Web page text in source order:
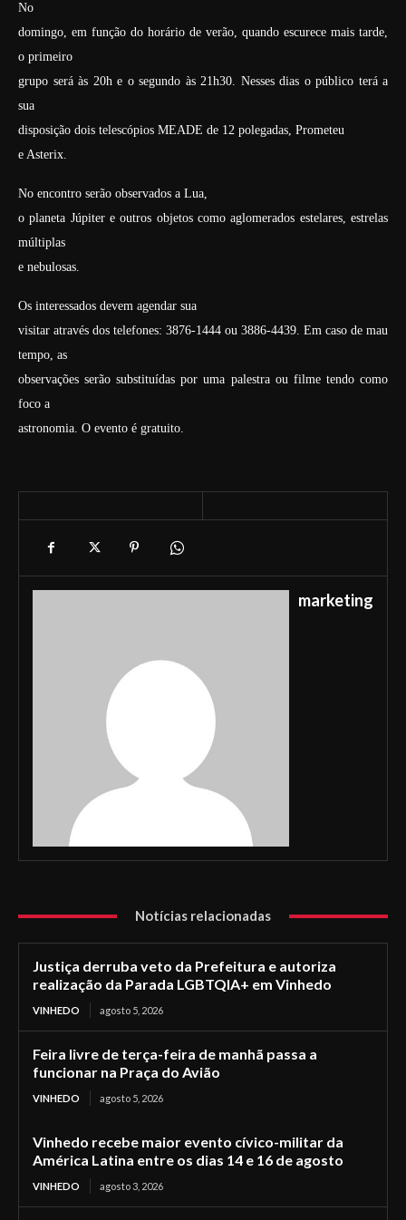
No
domingo, em função do horário de verão, quando escurece mais tarde,
o primeiro
grupo será às 20h e o segundo às 21h30. Nesses dias o público terá a
sua
disposição dois telescópios MEADE de 12 polegadas, Prometeu
e Asterix.
No encontro serão observados a Lua,
o planeta Júpiter e outros objetos como aglomerados estelares, estrelas
múltiplas
e nebulosas.
Os interessados devem agendar sua
visitar através dos telefones: 3876-1444 ou 3886-4439. Em caso de mau
tempo, as
observações serão substituídas por uma palestra ou filme tendo como
foco a
astronomia. O evento é gratuito.
marketing
Notícias relacionadas
Justiça derruba veto da Prefeitura e autoriza
realização da Parada LGBTQIA+ em Vinhedo
VINHEDO agosto 5, 2026
Feira livre de terça-feira de manhã passa a
funcionar na Praça do Avião
VINHEDO agosto 5, 2026
Vinhedo recebe maior evento cívico-militar da
América Latina entre os dias 14 e 16 de agosto
VINHEDO agosto 3, 2026